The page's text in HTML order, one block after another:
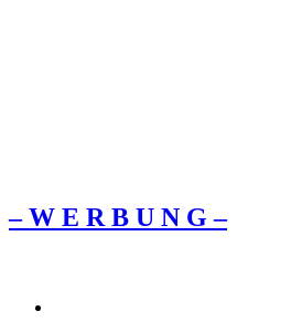
– W Ε R Β U Ν G –